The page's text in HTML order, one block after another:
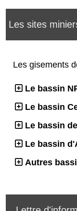
Les sites
Les gisements
Le bassin
Le bassin
Le bassin
Le bassin
Autres